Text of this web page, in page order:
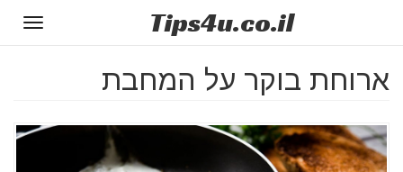
Tips4u.co.il
ארוחת בוקר על המחבת